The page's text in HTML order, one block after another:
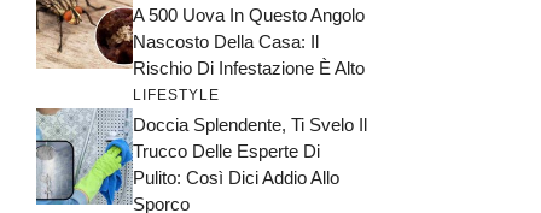
A 500 Uova In Questo Angolo
Nascosto Della Casa: Il
Rischio Di Infestazione È Alto
LIFESTYLE
Doccia Splendente, Ti Svelo Il
Trucco Delle Esperte Di
Pulito: Così Dici Addio Allo
Sporco